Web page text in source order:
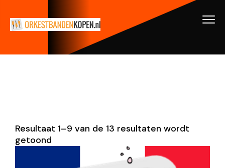
Resultaat 1–9 van de 13 resultaten wordt
getoond